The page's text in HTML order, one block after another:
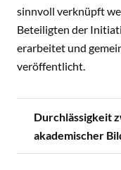
sinnvoll verknüpft
Beteiligten der
erarbeitet und
veröffentlicht.
Durchlässigkeit
akademischer